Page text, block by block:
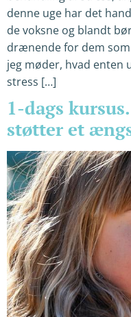
denne uge har det
de voksne og blandt
drænende for dem
jeg møder, hvad enten
stress […]
1-dags
støtter et